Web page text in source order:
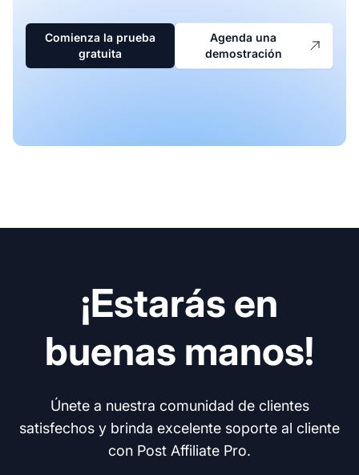
Comienza la prueba
gratuita
Agenda una
demostración
¡Estarás en
buenas manos!
Únete a nuestra comunidad de clientes
satisfechos y brinda excelente soporte al cliente
con Post Affiliate Pro.